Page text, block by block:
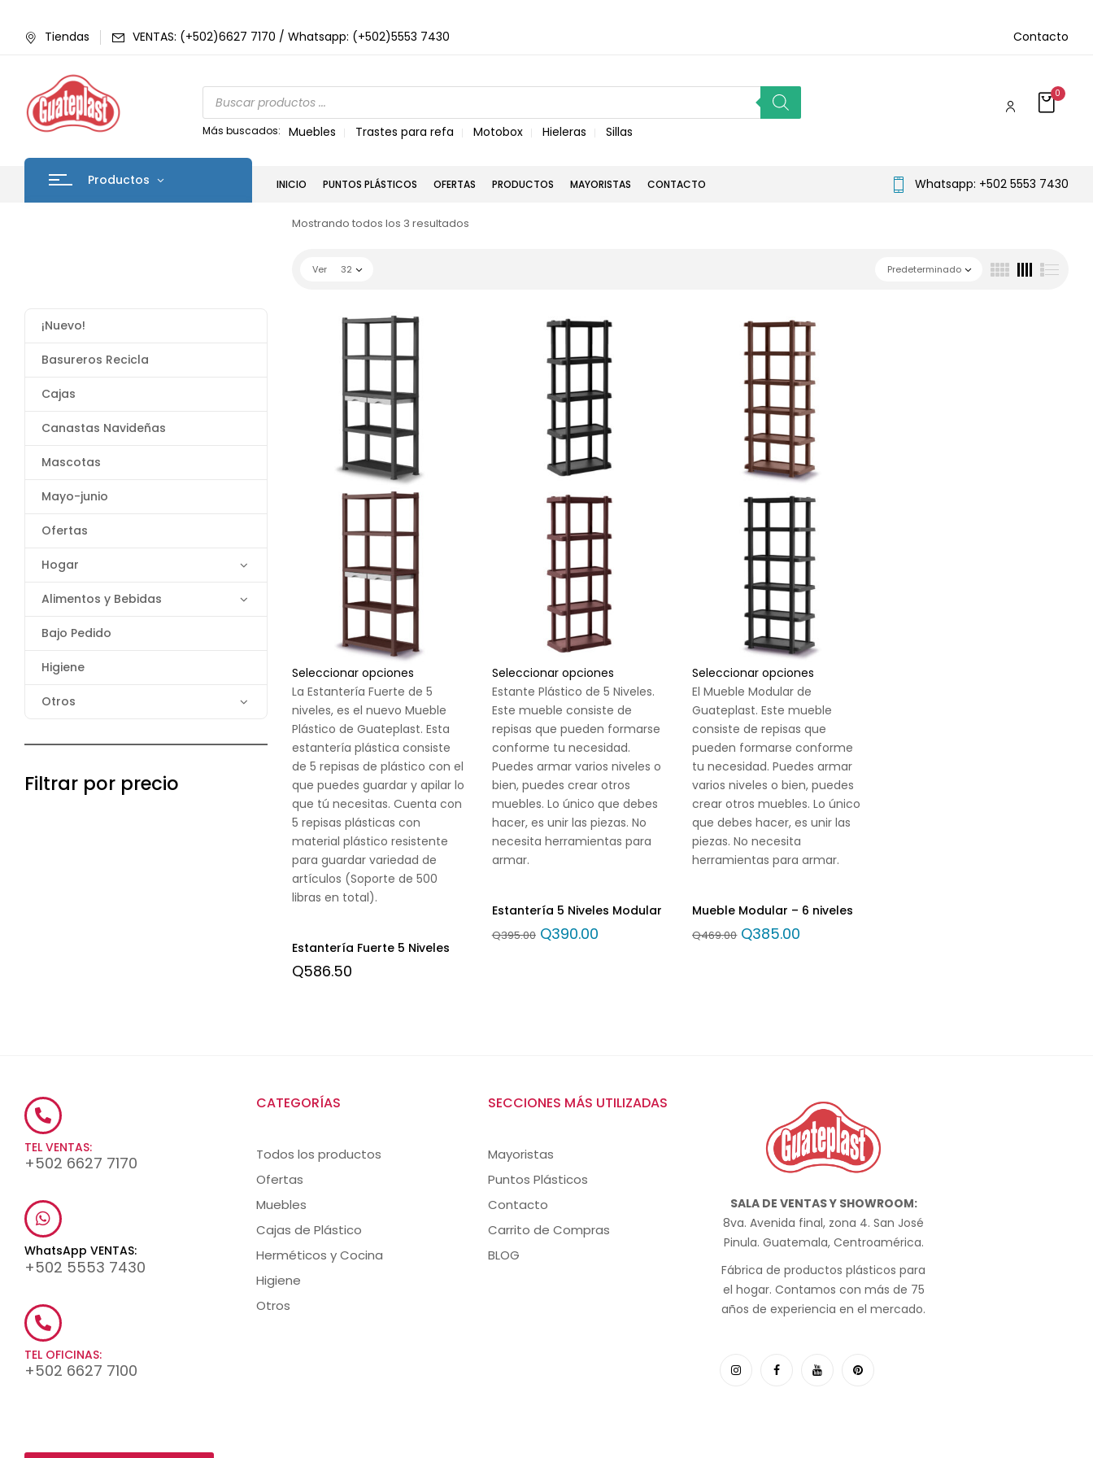
Tiendas VENTAS: (+502)6627 7170 / Whatsapp: (+502)5553 7430 Contacto
Más buscados: Muebles Trastes para refa Motobox Hieleras Sillas
0
Productos INICIO PUNTOS PLÁSTICOS OFERTAS PRODUCTOS MAYORISTAS CONTACTO Whatsapp: +502 5553 7430
¡Nuevo!
Basureros Recicla
Cajas
Canastas Navideñas
Mascotas
Mayo-junio
Ofertas
Hogar
Alimentos y Bebidas
Bajo Pedido
Higiene
Otros
Filtrar por precio
Mostrando todos los 3 resultados
Predeterminado
Ver 32
Seleccionar opciones
La Estantería Fuerte de 5
niveles, es el nuevo Mueble
Plástico de Guateplast. Esta
estantería plástica consiste
de 5 repisas de plástico con el
que puedes guardar y apilar lo
que tú necesitas. Cuenta con
5 repisas plásticas con
material plástico resistente
para guardar variedad de
artículos (Soporte de 500
libras en total).
Estantería Fuerte 5 Niveles
Q586.50
Seleccionar opciones
Estante Plástico de 5 Niveles.
Este mueble consiste de
repisas que pueden formarse
conforme tu necesidad.
Puedes armar varios niveles o
bien, puedes crear otros
muebles. Lo único que debes
hacer, es unir las piezas. No
necesita herramientas para
armar.
Estantería 5 Niveles Modular
Q395.00 Q390.00
Seleccionar opciones
El Mueble Modular de
Guateplast. Este mueble
consiste de repisas que
pueden formarse conforme
tu necesidad. Puedes armar
varios niveles o bien, puedes
crear otros muebles. Lo único
que debes hacer, es unir las
piezas. No necesita
herramientas para armar.
Mueble Modular – 6 niveles
Q469.00 Q385.00
TEL VENTAS:
+502 6627 7170
WhatsApp VENTAS:
+502 5553 7430
TEL OFICINAS:
+502 6627 7100
CATEGORÍAS
Todos los productos
Ofertas
Muebles
Cajas de Plástico
Herméticos y Cocina
Higiene
Otros
SECCIONES MÁS UTILIZADAS
Mayoristas
Puntos Plásticos
Contacto
Carrito de Compras
BLOG
SALA DE VENTAS Y SHOWROOM:
8va. Avenida final, zona 4. San José
Pinula. Guatemala, Centroamérica.
Fábrica de productos plásticos para
el hogar. Contamos con más de 75
años de experiencia en el mercado.